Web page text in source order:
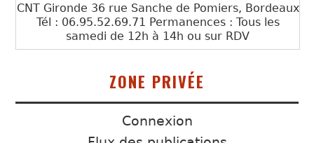
CNT Gironde 36 rue Sanche de Pomiers, Bordeaux
Tél : 06.95.52.69.71 Permanences : Tous les
samedi de 12h à 14h ou sur RDV
ZONE PRIVÉE
Connexion